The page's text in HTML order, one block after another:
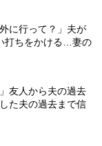
に行って？」夫が
打ちをかける…妻の
友人から夫の過去
た夫の過去まで信